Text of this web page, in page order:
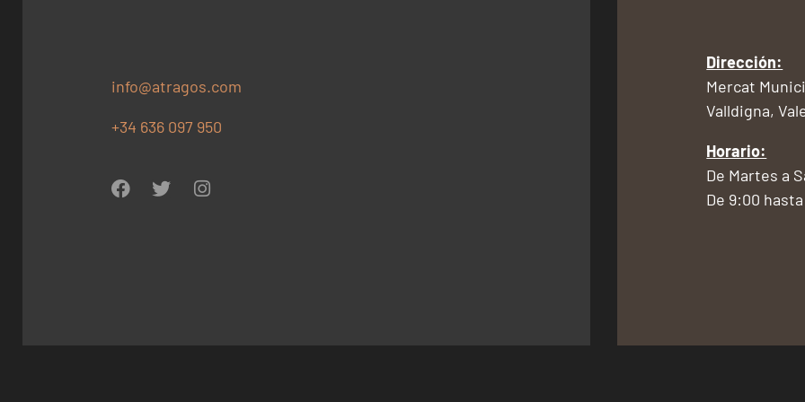
info@atragos.com
+34 636 097 950
Dirección:
Mercat
Valldigna,
Horario:
De Martes a
De 9:00